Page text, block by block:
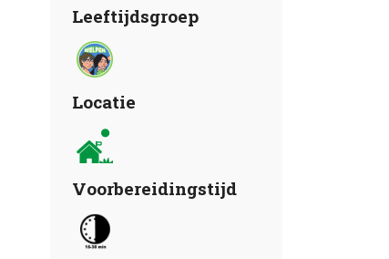
Leeftijdsgroep
Locatie
Voorbereidingstijd